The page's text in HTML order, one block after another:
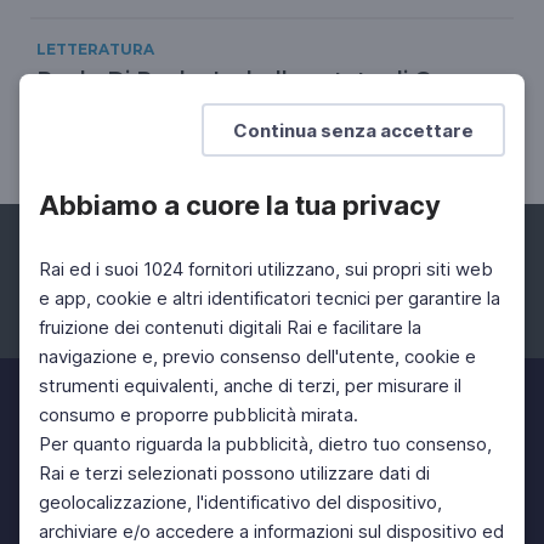
Continua senza accettare
Abbiamo a cuore la tua privacy
Rai ed i suoi 1024 fornitori utilizzano, sui propri siti web
e app, cookie e altri identificatori tecnici per garantire la
fruizione dei contenuti digitali Rai e facilitare la
navigazione e, previo consenso dell'utente, cookie e
strumenti equivalenti, anche di terzi, per misurare il
consumo e proporre pubblicità mirata.
Per quanto riguarda la pubblicità, dietro tuo consenso,
Rai e terzi selezionati possono utilizzare dati di
geolocalizzazione, l'identificativo del dispositivo,
archiviare e/o accedere a informazioni sul dispositivo ed
LETTERATURA
Paolo Di Paolo: La bella estate di Cesare
La scoperta della lettura
Facebook Instagram Twitter